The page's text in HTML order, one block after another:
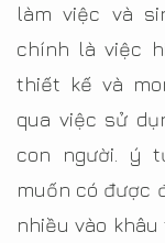
làm việc và
chính là việc
thiết kế và
qua việc sử
con người. ý
muốn có được
nhiều vào